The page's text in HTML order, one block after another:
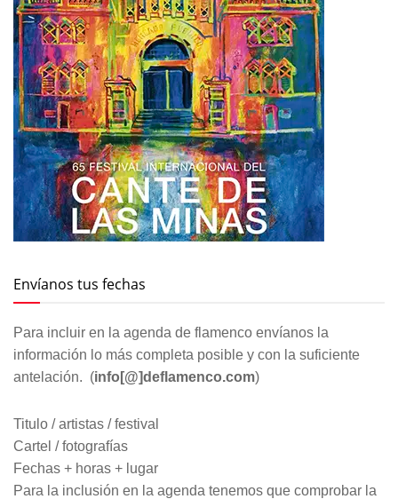
Envíanos tus fechas
Para incluir en la agenda de flamenco envíanos la
información lo más completa posible y con la suficiente
antelación. (info[@]deflamenco.com)
Titulo / artistas / festival
Cartel / fotografías
Fechas + horas + lugar
Para la inclusión en la agenda tenemos que comprobar la